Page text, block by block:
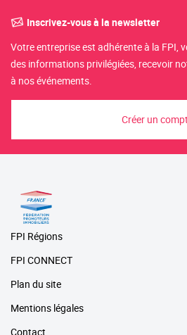
Inscrivez-vous à la newsletter
Votre entreprise est adhérente à la FPI,
des informations privilégiées, recevoir
à nos événements.
Créer un
FPI Régions
FPI CONNECT
Plan du site
Mentions légales
Contact